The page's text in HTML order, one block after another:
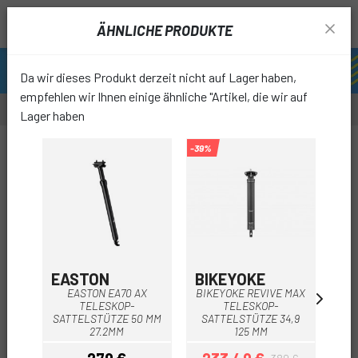
ÄHNLICHE PRODUKTE
Da wir dieses Produkt derzeit nicht auf Lager haben,
empfehlen wir Ihnen einige ähnliche "Artikel, die wir auf
Lager haben
EASTON
EASTON EA70 AX
TELESKOP-
SATTELSTÜTZE 50 MM
27.2MM
-39%
BIKEYOKE
BIKEYOKE REVIVE MAX
TELESKOP-
SATTELSTÜTZE 34,9
125 MM